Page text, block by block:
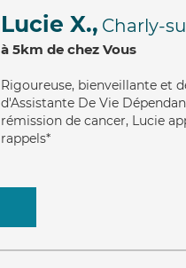
Lucie X., Charly-
à 5km de chez Vous
Rigoureuse, bienveillante et
d'Assistante De Vie
rémission de cancer, Lucie
rappels*